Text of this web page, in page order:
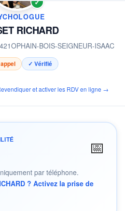
✓
RICHARD
OPHAIN-BOIS-SEIGNEUR-ISAAC
✓ Vérifié
et activer les RDV en ligne →
📅
par téléphone.
? Activez la prise de